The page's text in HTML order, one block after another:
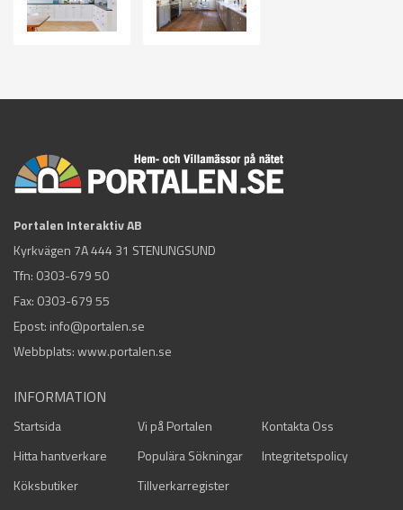
Portalen Interaktiv AB
Kyrkvägen 7A 444 31 STENUNGSUND
Tfn: 0303-679 50
Fax: 0303-679 55
Epost: info@portalen.se
Webbplats: www.portalen.se
INFORMATION
Startsida Vi på Portalen
Kontakta Oss
Hitta hantverkare
Populära Sökningar
Integritetspolicy
Köksbutiker
Tillverkarregister